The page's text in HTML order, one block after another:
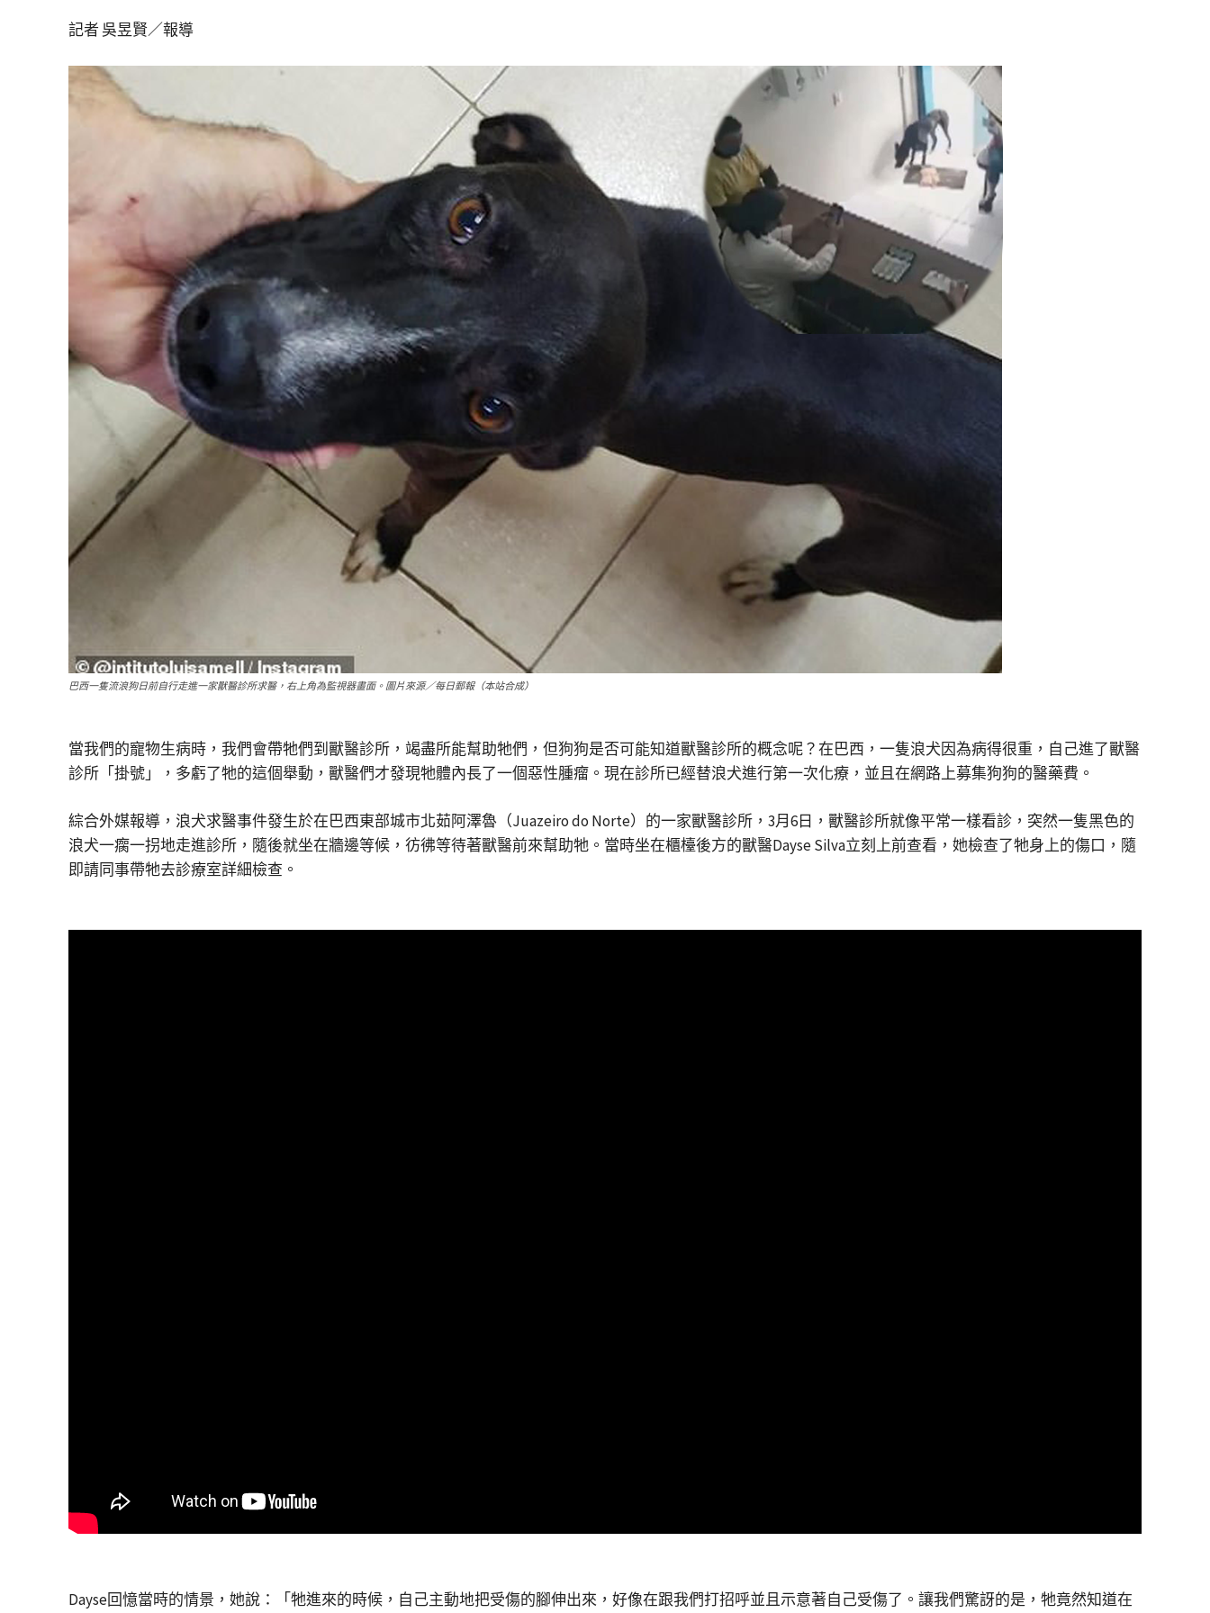
記者 吳昱賢／報導
巴西一隻流浪狗日前自行走進一家獸醫診所求醫，右上角為監視器畫面。圖片來源／每日郵報（本站合成）
當我們的寵物生病時，我們會帶牠們到獸醫診所，竭盡所能幫助牠們，但狗狗是否可能知道獸醫診所的概念呢？在巴西，一隻浪犬因為病得很重，自己進了獸醫
診所「掛號」，多虧了牠的這個舉動，獸醫們才發現牠體內長了一個惡性腫瘤。現在診所已經替浪犬進行第一次化療，並且在網路上募集狗狗的醫藥費。
綜合外媒報導，浪犬求醫事件發生於在巴西東部城市北茹阿澤魯（Juazeiro do Norte）的一家獸醫診所，3月6日，獸醫診所就像平常一樣看診，突然一隻黑色的
浪犬一瘸一拐地走進診所，隨後就坐在牆邊等候，彷彿等待著獸醫前來幫助牠。當時坐在櫃檯後方的獸醫Dayse Silva立刻上前查看，她檢查了牠身上的傷口，隨
即請同事帶牠去診療室詳細檢查。
Dayse回憶當時的情景，她說：「牠進來的時候，自己主動地把受傷的腳伸出來，好像在跟我們打招呼並且示意著自己受傷了。讓我們驚訝的是，牠竟然知道在